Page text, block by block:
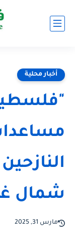
أخبار محلية
شمال
مارس 31, 2025